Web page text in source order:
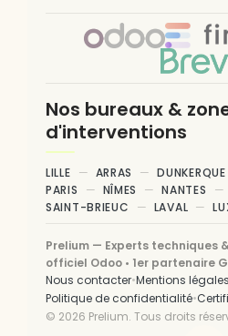
Nos bureaux &
d'interventions
LILLE ARRAS DUNKERQUE
PARIS
NÎMES NANTES
SAINT-BRIEUC
LAVAL
Prelium — Experts techniques
officiel Odoo • 1er partenaire
Nous contacter•Mentions légales
Politique de confidentialité•
© 2026 Prelium. Tous droits